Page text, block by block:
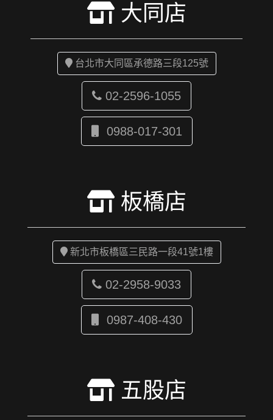
大同店
台北市大同區承德路三段125號
02-2596-1055
0988-017-301
板橋店
新北市板橋區三民路一段41號1樓
02-2958-9033
0987-408-430
五股店